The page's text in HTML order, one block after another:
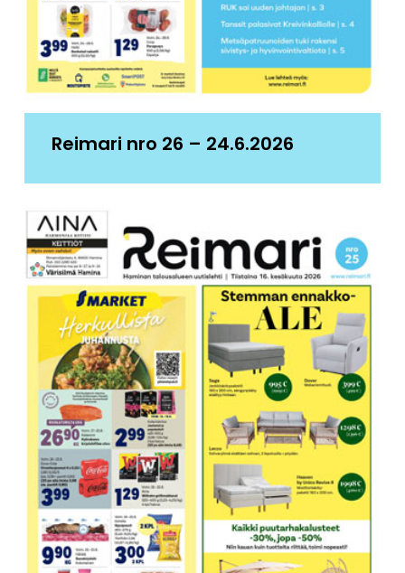
Reimari nro 26 – 24.6.2026